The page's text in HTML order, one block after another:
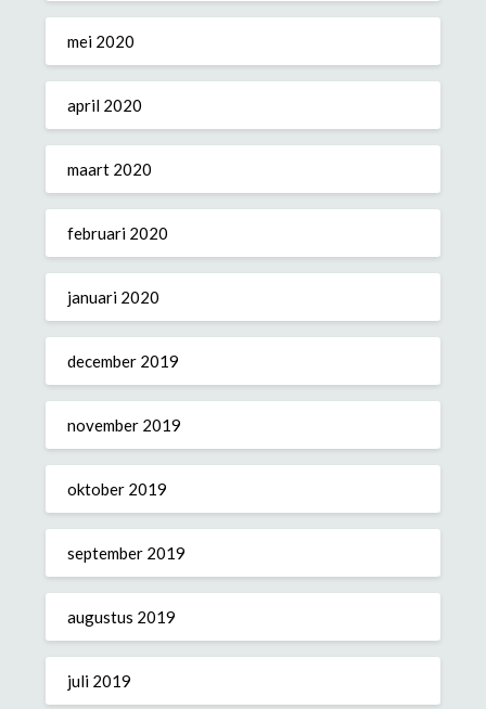
mei 2020
april 2020
maart 2020
februari 2020
januari 2020
december 2019
november 2019
oktober 2019
september 2019
augustus 2019
juli 2019